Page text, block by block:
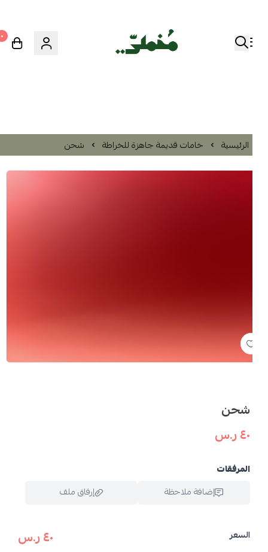
٠
الرئيسية خامات قديمة جاهزة للخراطة شحن
شحن
المرفقات
إضافة ملاحظة
إرفاق ملف
السعر